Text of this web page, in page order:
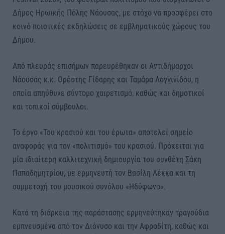
Δήμος Ηρωικής Πόλης Νάουσας, με στόχο να προσφέρει στο
κοινό ποιοτικές εκδηλώσεις σε εμβληματικούς χώρους του
Δήμου.
Από πλευράς επισήμων παρευρέθηκαν οι Αντιδήμαρχοι
Νάουσας κ.κ. Ορέστης Γίδαρης και Ταμάρα Λογγινίδου, η
οποία απηύθυνε σύντομο χαιρετισμό, καθώς και δημοτικοί
και τοπικοί σύμβουλοι.
Το έργο «Του κρασιού και του έρωτα» αποτελεί σημείο
αναφοράς για τον «πολιτισμό» του κρασιού. Πρόκειται για
μία ιδιαίτερη καλλιτεχνική δημιουργία του συνθέτη Σάκη
Παπαδημητρίου, με ερμηνευτή τον Βασίλη Λέκκα και τη
συμμετοχή του μουσικού συνόλου «Ηδύφωνο».
Κατά τη διάρκεια της παράστασης ερμηνεύτηκαν τραγούδια
εμπνευσμένα από τον Διόνυσο και την Αφροδίτη, καθώς και